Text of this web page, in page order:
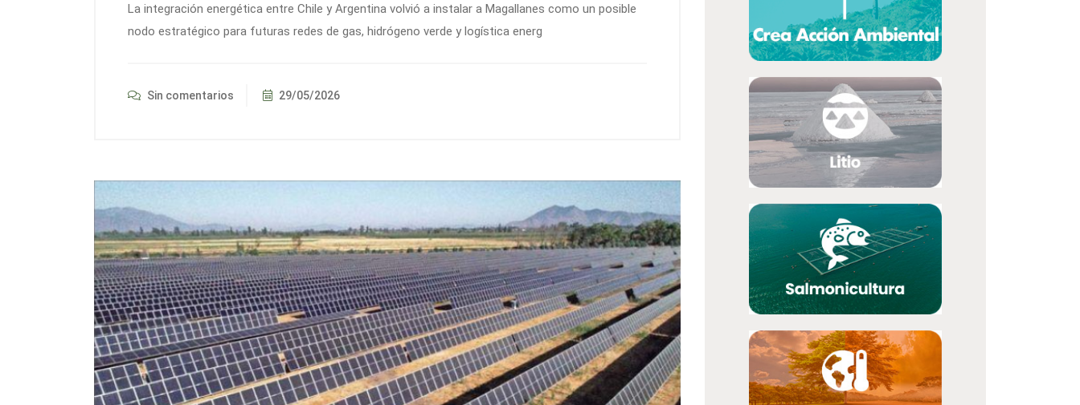
La integración energética entre Chile y Argentina volvió a instalar a Magallanes como un posible
nodo estratégico para futuras redes de gas, hidrógeno verde y logística energ
Sin comentarios 29/05/2026